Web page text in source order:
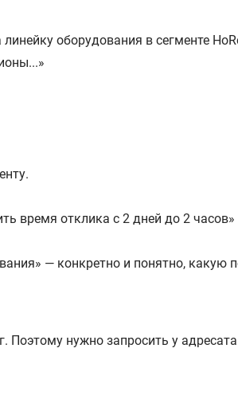
оборудования в сегменте
время отклика с 2 дней до 2
— конкретно и понятно, какую
Поэтому нужно запросить у